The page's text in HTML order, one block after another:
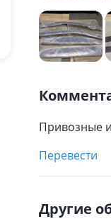
Привозные
Перевести
Другие